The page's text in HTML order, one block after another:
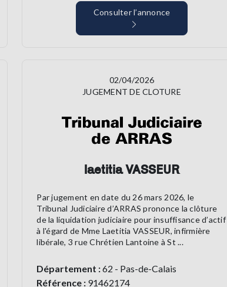
Consulter l’annonce
02/04/2026
JUGEMENT DE CLOTURE
laetitia VASSEUR
Par jugement en date du 26 mars 2026, le
Tribunal Judiciaire d’ARRAS prononce la clôture
de la liquidation judiciaire pour insuffisance d’actif
à l'égard de Mme Laetitia VASSEUR, infirmière
libérale, 3 rue Chrétien Lantoine à St ...
Département :62 - Pas-de-Calais
Référence : 91462174